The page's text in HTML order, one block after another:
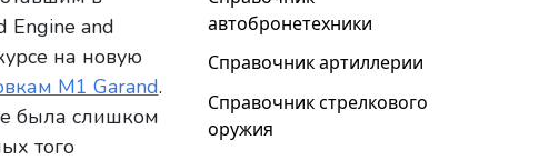
and
на новую
М1 Garand.
была слишком
того
автобронетехники
Справочник артиллерии
Справочник стрелкового
оружия